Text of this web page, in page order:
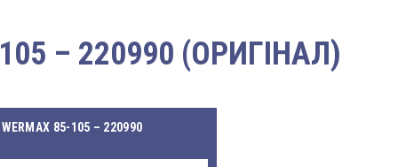
– 220990 (ОРИГІНАЛ)
85-105 – 220990